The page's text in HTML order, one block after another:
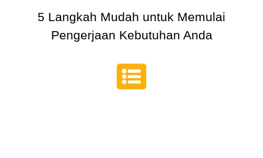
5 Langkah Mudah untuk Memulai
Pengerjaan Kebutuhan Anda